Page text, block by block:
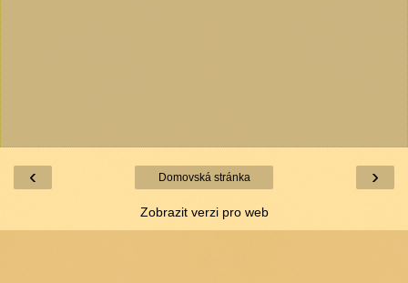
‹ ›
Domovská stránka
Zobrazit verzi pro web